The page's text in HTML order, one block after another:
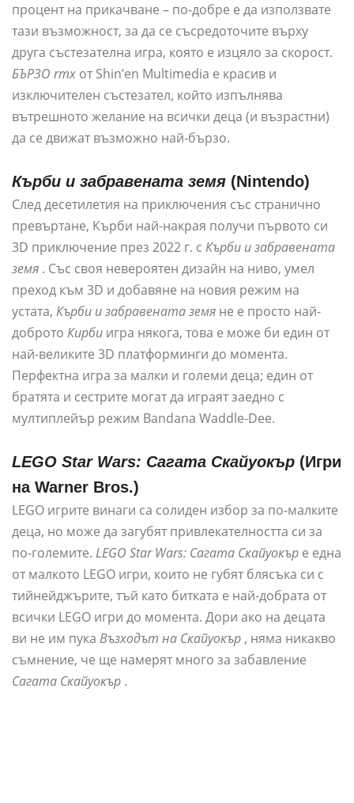
процент на прикачване – по-добре е да използвате
тази възможност, за да се съсредоточите върху
друга състезателна игра, която е изцяло за скорост.
БЪРЗО rmx от Shin’en Multimedia е красив и
изключителен състезател, който изпълнява
вътрешното желание на всички деца (и възрастни)
да се движат възможно най-бързо.
Кърби и забравената земя (Nintendo)
След десетилетия на приключения със странично
превъртане, Кърби най-накрая получи първото си
3D приключение през 2022 г. с Кърби и забравената
земя . Със своя невероятен дизайн на ниво, умел
преход към 3D и добавяне на новия режим на
устата, Кърби и забравената земя не е просто най-
доброто Кирби игра някога, това е може би един от
най-великите 3D платформинги до момента.
Перфектна игра за малки и големи деца; един от
братята и сестрите могат да играят заедно с
мултиплейър режим Bandana Waddle-Dee.
LEGO Star Wars: Сагата Скайуокър (Игри
на Warner Bros.)
LEGO игрите винаги са солиден избор за по-малките
деца, но може да загубят привлекателността си за
по-големите. LEGO Star Wars: Сагата Скайуокър е една
от малкото LEGO игри, които не губят блясъка си с
тийнейджърите, тъй като битката е най-добрата от
всички LEGO игри до момента. Дори ако на децата
ви не им пука Възходът на Скайуокър , няма никакво
съмнение, че ще намерят много за забавление
Сагата Скайуокър .